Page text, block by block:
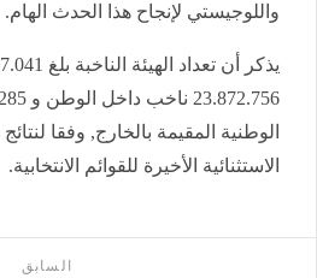
واللوجيستي لإنجاح هذا الحدث الهام.
الوطنية المقيمة بالخارج, وفقا
الاستثنائية الأخيرة للقوائم الانتخابية.
السابق